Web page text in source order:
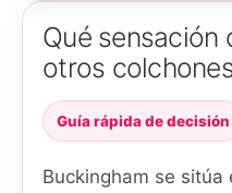
Qué sensación
otros
Guía rápida de decisión
Buckingham se sitúa